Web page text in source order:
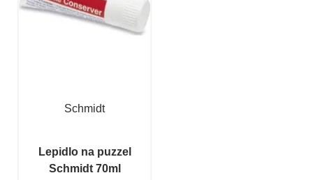
Schmidt
Lepidlo na puzzel
Schmidt 70ml